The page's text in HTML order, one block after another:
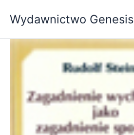
Wydawnictwo Genesis